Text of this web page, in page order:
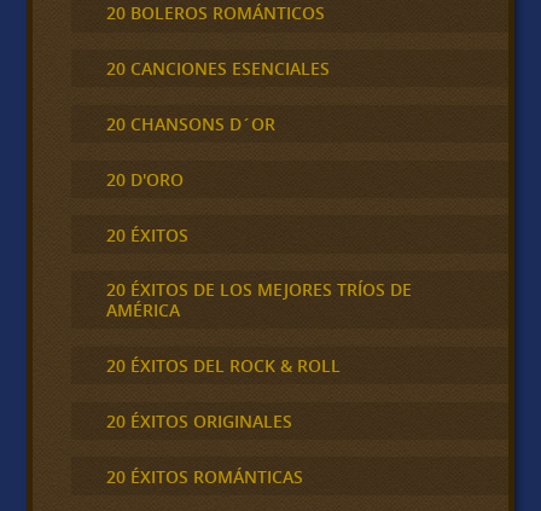
20 BOLEROS ROMÁNTICOS
20 CANCIONES ESENCIALES
20 CHANSONS D´OR
20 D'ORO
20 ÉXITOS
20 ÉXITOS DE LOS MEJORES TRÍOS DE
AMÉRICA
20 ÉXITOS DEL ROCK & ROLL
20 ÉXITOS ORIGINALES
20 ÉXITOS ROMÁNTICAS